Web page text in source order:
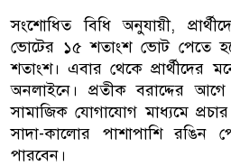
সংশোধিত বিধি অনুযায়ী,
ভোটের ১৫ শতাংশ ভোট পেতে
শতাংশ। এবার থেকে প্রার্থীদের
অনলাইনে। প্রতীক বরাদ্দের আগে
সামাজিক যোগাযোগ মাধ্যমে প্রচার
সাদা-কালোর পাশাপাশি রঙিন
পারবেন।